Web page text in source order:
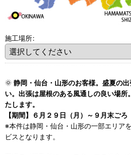
施工場所:
🌞 静岡・仙台・山形のお客様。盛夏の
い。出張は屋根のある風通しの良い場
たします。
【期間】６月２９日（月）～９月末ごろ
※本件は静岡・仙台・山形の一部エリア
ビスとなります。